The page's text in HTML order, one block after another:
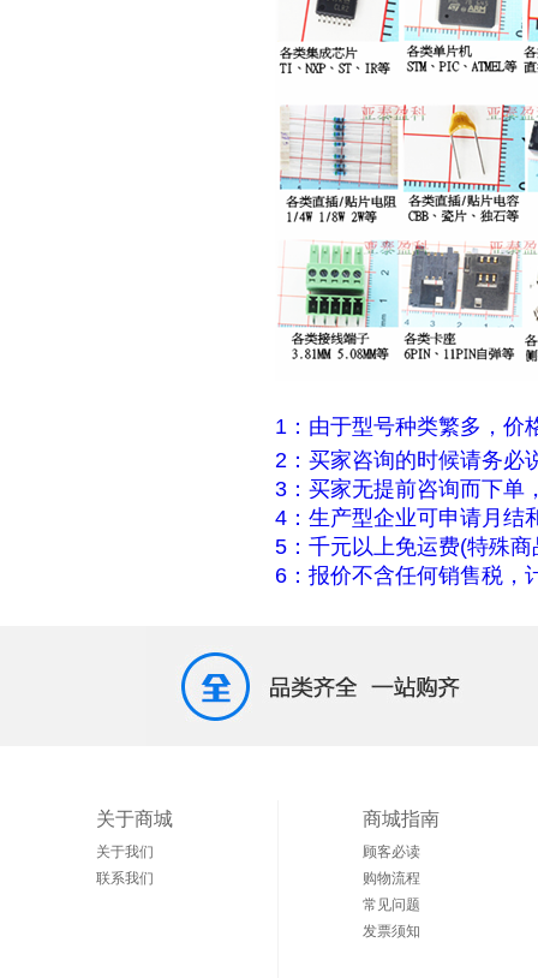
1：由于型号种类繁多，价
2：买家咨询的时候请务必
3：买家无提前咨询而下单
4：生产型企业可申请月结
5：千元以上免运费(特殊
6：报价不含任何销售税，
关于商城
关于我们
联系我们
商城指南
顾客必读
购物流程
常见问题
发票须知